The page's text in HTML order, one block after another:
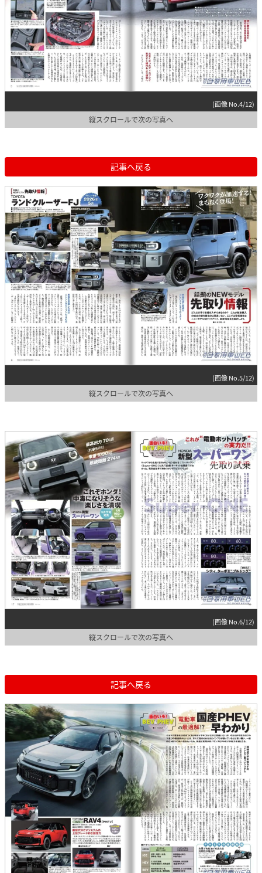
(画像 No.4/12)
縦スクロールで次の写真へ
記事へ戻る
(画像 No.5/12)
縦スクロールで次の写真へ
(画像 No.6/12)
縦スクロールで次の写真へ
記事へ戻る